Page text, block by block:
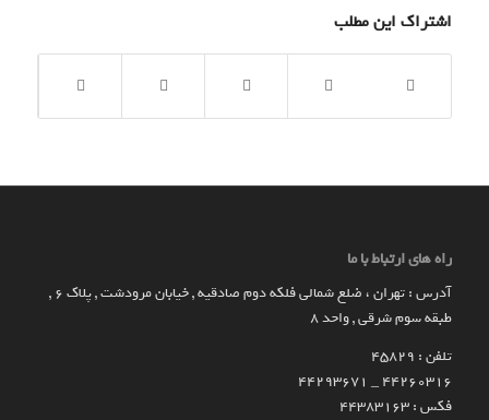
اشتراک این مطلب
راه های ارتباط با ما
آدرس : تهران ، ضلع شمالی فلکه دوم صادقیه , خیابان مرودشت , پلاک ۶ ,
طبقه سوم شرقی , واحد ۸
تلفن : 45829
۴۴۲۶۰۳۱۶ _ 44293671
فکس : 44383163